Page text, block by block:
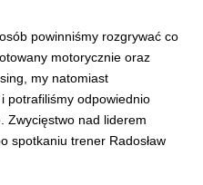
powinniśmy rozgrywać co
motorycznie oraz
my natomiast
potrafiliśmy odpowiednio
Zwycięstwo nad liderem
spotkaniu trener Radosław